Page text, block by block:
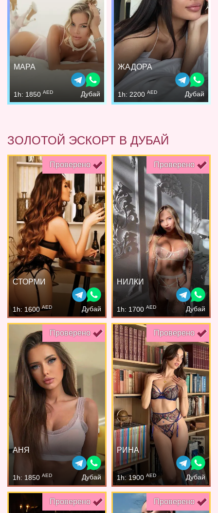
МАРА
1h: 1850 AED Дубай
ЖАДОРА
1h: 2200 AED Дубай
ЗОЛОТОЙ ЭСКОРТ В ДУБАЙ
Проверено
СТОРМИ
1h: 1600AED Дубай
Проверено
НИЛКИ
1h: 1700 AED Дубай
Проверено
АНЯ
1h: 1850 AED Дубай
Проверено
РИНА
1h: 1900 AED Дубай
Проверено Проверено